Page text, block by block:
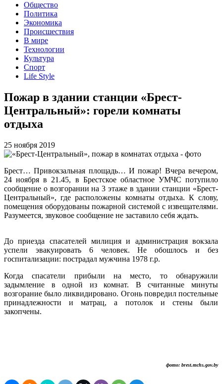
Общество
Политика
Экономика
Происшествия
В мире
Технологии
Культура
Спорт
Life Style
Пожар в здании станции «Брест-
Центральный»: горели комнаты
отдыха
25 ноября 2019
Брест… Привокзальная площадь… И пожар! Вчера вечером,
24 ноября в 21.45, в Брестское областное УМЧС потупило
сообщение о возгорании на 3 этаже в здании станции «Брест-
Центральный», где расположены комнаты отдыха. К слову,
помещения оборудованы пожарной системой с извещателями.
Разумеется, звуковое сообщение не заставило себя ждать.
До приезда спасателей милиция и администрация вокзала
успели эвакуировать 6 человек. Не обошлось и без
госпитализации: пострадал мужчина 1978 г.р.
Когда спасатели прибыли на место, то обнаружили
задымление в одной из комнат. В считанные минуты
возгорание было ликвидировано. Огонь повредил постельные
принадлежности и матрац, а потолок и стены были
закопчены.
фото: brest.mchs.gov.by